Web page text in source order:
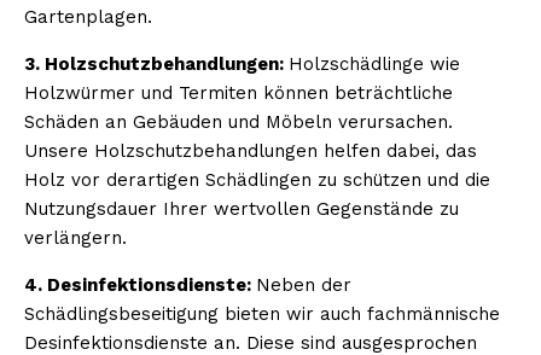
Gartenplagen.
3. Holzschutzbehandlungen: Holzschädlinge wie
Holzwürmer und Termiten können beträchtliche
Schäden an Gebäuden und Möbeln verursachen.
Unsere Holzschutzbehandlungen helfen dabei, das
Holz vor derartigen Schädlingen zu schützen und die
Nutzungsdauer Ihrer wertvollen Gegenstände zu
verlängern.
4. Desinfektionsdienste: Neben der
Schädlingsbeseitigung bieten wir auch fachmännische
Desinfektionsdienste an. Diese sind ausgesprochen